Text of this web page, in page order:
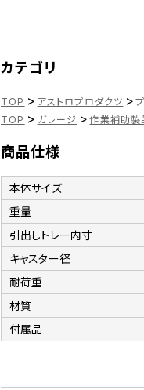
カテゴリ
TOP > アストロプロダクツ >
TOP > ガレージ > 作業補助製
商品仕様
本体サイズ
重量
引出しトレー内寸
キャスター径
耐荷重
材質
付属品